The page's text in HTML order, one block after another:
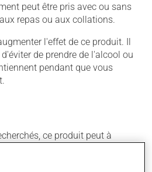
peut être pris avec ou sans
repas ou aux collations.
l'effet de ce produit. Il
de prendre de l'alcool ou
pendant que vous
ce produit peut à
effets indésirables (effets
: